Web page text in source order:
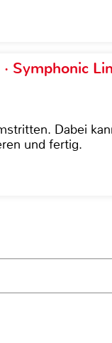
Symphonic
Dabei
und fertig.